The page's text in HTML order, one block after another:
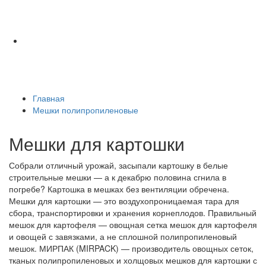
Главная
Мешки полипропиленовые
Мешки для картошки
Собрали отличный урожай, засыпали картошку в белые
строительные мешки — а к декабрю половина сгнила в
погребе? Картошка в мешках без вентиляции обречена.
Мешки для картошки — это воздухопроницаемая тара для
сбора, транспортировки и хранения корнеплодов. Правильный
мешок для картофеля — овощная сетка мешок для картофеля
и овощей с завязками, а не сплошной полипропиленовый
мешок. МИРПАК (MIRPACK) — производитель овощных сеток,
тканых полипропиленовых и холщовых мешков для картошки с